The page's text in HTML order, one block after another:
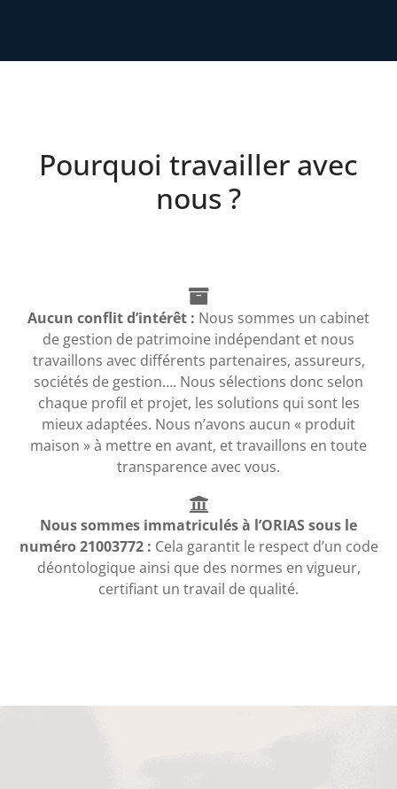
Pourquoi travailler avec
nous ?
Aucun conflit d’intérêt : Nous sommes un cabinet
de gestion de patrimoine indépendant et nous
travaillons avec différents partenaires, assureurs,
sociétés de gestion…. Nous sélections donc selon
chaque profil et projet, les solutions qui sont les
mieux adaptées. Nous n’avons aucun « produit
maison » à mettre en avant, et travaillons en toute
transparence avec vous.
Nous sommes immatriculés à l’ORIAS sous le
numéro 21003772 : Cela garantit le respect d’un code
déontologique ainsi que des normes en vigueur,
certifiant un travail de qualité.